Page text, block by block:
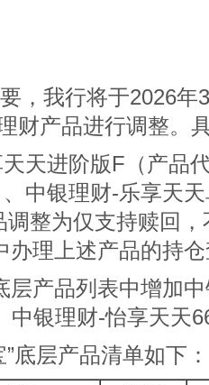
，我行将于2026年
财产品进行调整。
天进阶版F （ 产品
、中银理财-乐享天
调整为仅支持赎回
办理上述产品的持
层产品列表中增加
中银理财-怡享天天
底层产品清单如下：